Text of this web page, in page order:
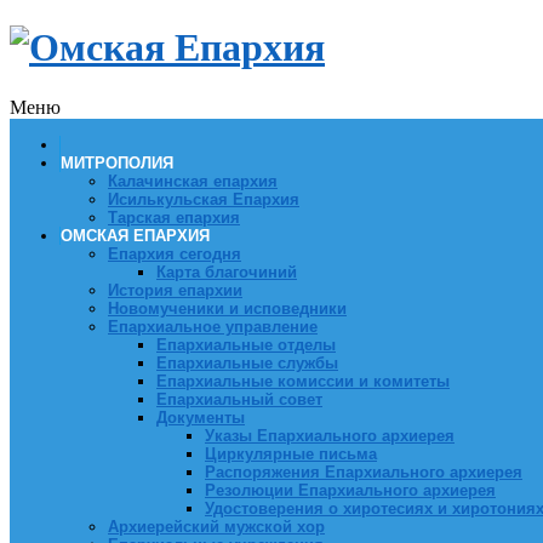
Меню
МИТРОПОЛИЯ
Калачинская епархия
Исилькульская Епархия
Тарская епархия
ОМСКАЯ ЕПАРХИЯ
Епархия сегодня
Карта благочиний
История епархии
Новомученики и исповедники
Епархиальное управление
Епархиальные отделы
Епархиальные службы
Епархиальные комиссии и комитеты
Епархиальный совет
Документы
Указы Епархиального архиерея
Циркулярные письма
Распоряжения Епархиального архиерея
Резолюции Епархиального архиерея
Удостоверения о хиротесиях и хиротониях
Архиерейский мужской хор